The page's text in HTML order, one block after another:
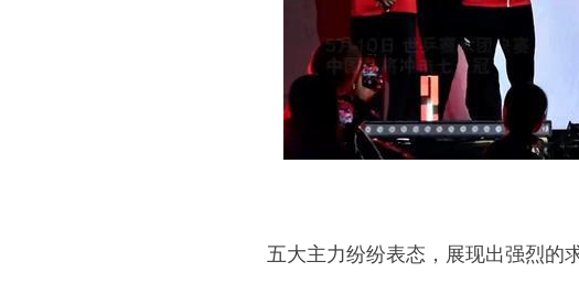
五大主力纷纷表态，展现出强烈的